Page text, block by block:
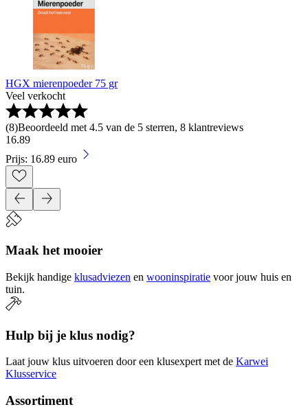
HGX mierenpoeder 75 gr
Veel verkocht
(8)Beoordeeld met 4.5 van de 5 sterren, 8 klantreviews
16.89
Prijs: 16.89 euro
Maak het mooier
Bekijk handige klusadviezen en wooninspiratie voor jouw huis en
tuin.
Hulp bij je klus nodig?
Laat jouw klus uitvoeren door een klusexpert met de Karwei
Klusservice
Assortiment